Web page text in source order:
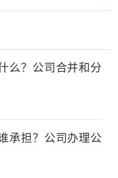
么？公司合并和分
承担？公司办理公